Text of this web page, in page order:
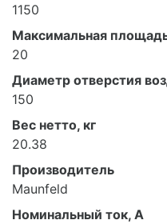
1150
Максимальная
20
Диаметр отверстия
150
Вес нетто, кг
20.38
Производитель
Maunfeld
Номинальный ток, А